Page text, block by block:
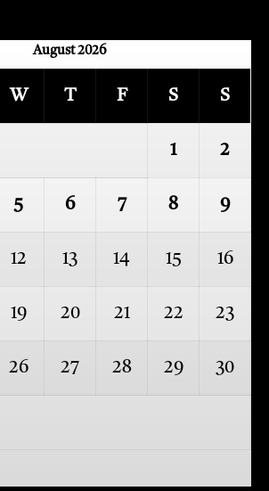
August 2026
W T F S S
1 2
5 6 7 8 9
12 13 14 15 16
19 20 21 22 23
26 27 28 29 30